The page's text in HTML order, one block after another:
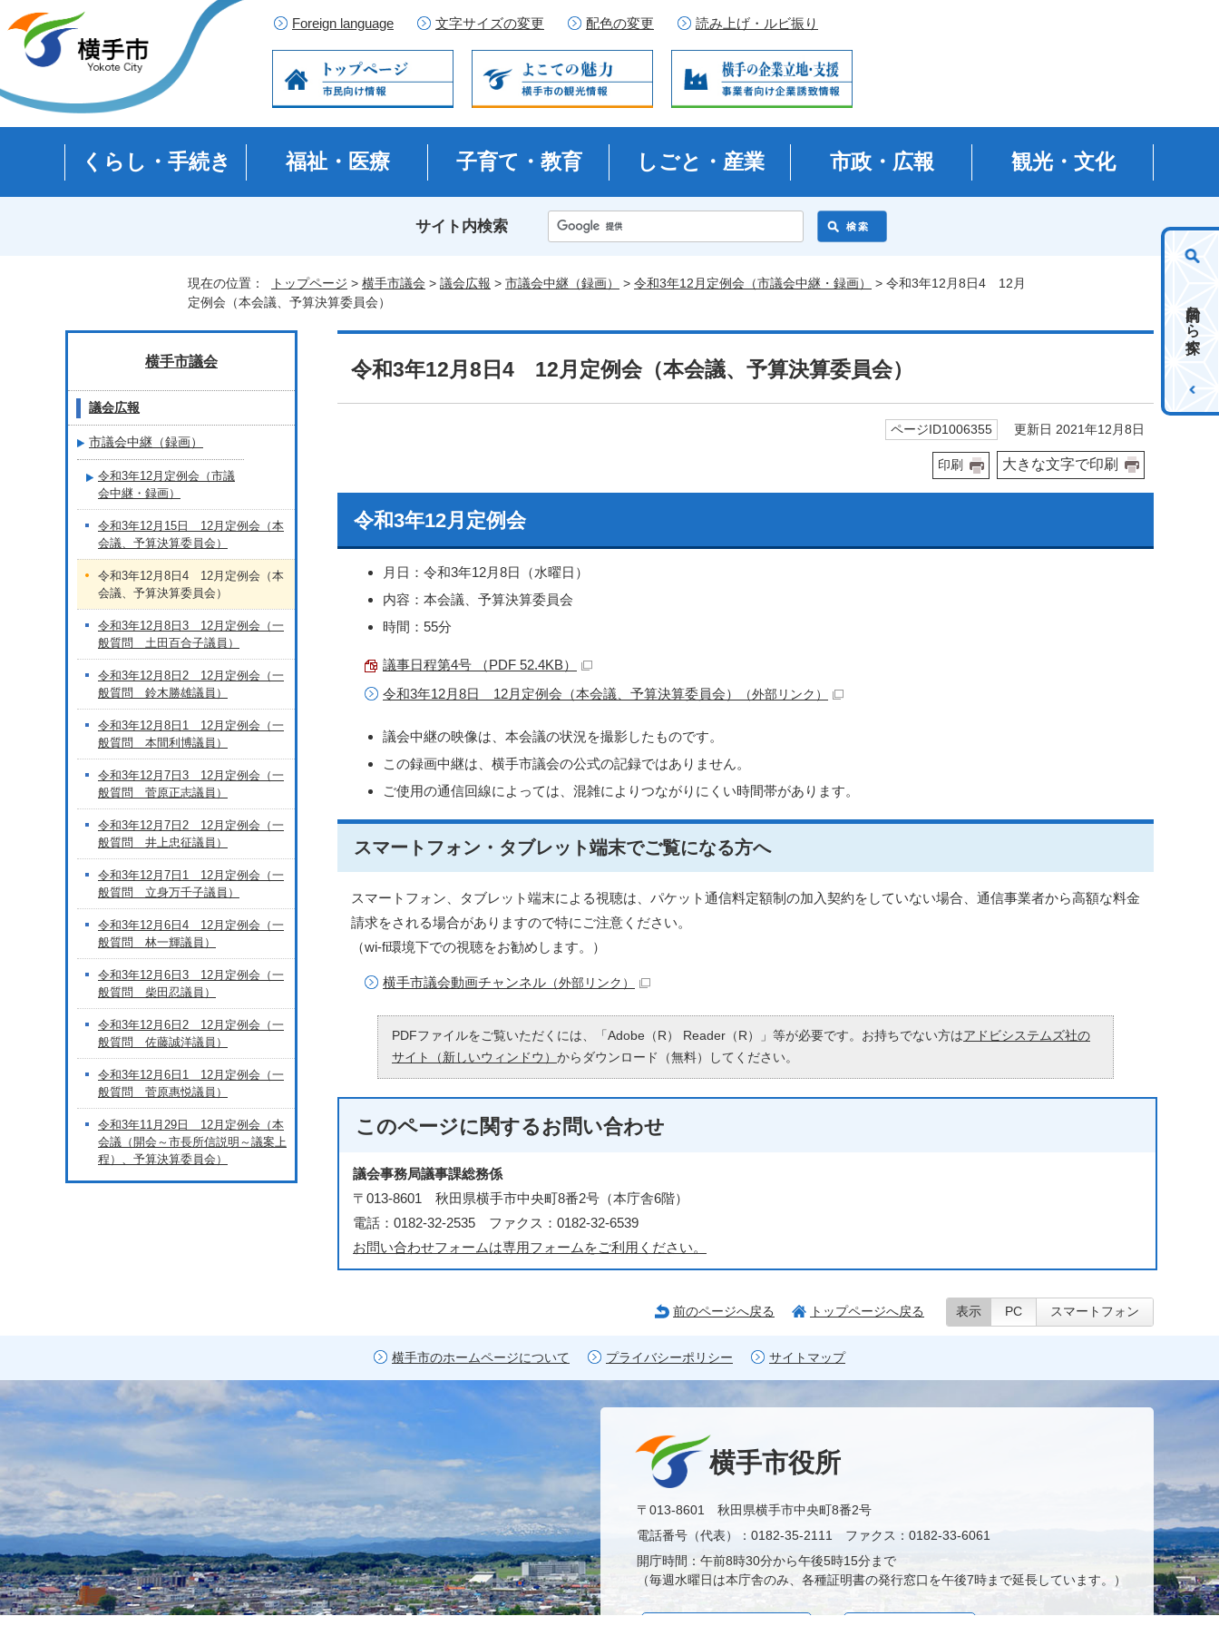
Foreign language 文字サイズの変更 配色の変更 読み上げ・ルビ振り
くらし・手続き 福祉・医療 子育て・教育 しごと・産業 市政・広報 観光・文化
サイト内検索
目的から探す
現在の位置： トップページ > 横手市議会 > 議会広報 > 市議会中継（録画） > 令和3年12月定例会（市議会中継・録画）
> 令和3年12月8日4 12月
定例会（本会議、予算決算委員会）
令和3年12月8日4 12月定例会（本会議、予算決算委員会）
ページID1006355 更新日 2021年12月8日
印刷 大きな文字で印刷
令和3年12月定例会
月日：令和3年12月8日（水曜日）
内容：本会議、予算決算委員会
時間：55分
議事日程第4号 （PDF 52.4KB）
令和3年12月8日 12月定例会（本会議、予算決算委員会）
（外部リンク）
議会中継の映像は、本会議の状況を撮影したものです。
この録画中継は、横手市議会の公式の記録ではありません。
ご使用の通信回線によっては、混雑によりつながりにくい時間帯があります。
スマートフォン・タブレット端末でご覧になる方へ
スマートフォン、タブレット端末による視聴は、パケット通信料定額制の加入契約をしていない場合、通信事業者から高額な料金
請求をされる場合がありますので特にご注意ください。
（wi-fi環境下での視聴をお勧めします。）
横手市議会動画チャンネル （外部リンク）
PDFファイルをご覧いただくには、「Adobe（R） Reader（R）」等が必要です。お持ちでない方はアドビシステムズ社の
サイト（新しいウィンドウ） からダウンロード（無料）してください。
このページに関するお問い合わせ
議会事務局議事課総務係
〒013-8601 秋田県横手市中央町8番2号（本庁舎6階）
電話：0182-32-2535 ファクス：0182-32-6539
お問い合わせフォームは専用フォームをご利用ください。
横手市議会
議会広報
市議会中継（録画）
令和3年12月定例会（市議
会中継・録画）
令和3年12月15日 12月定例会（本
会議、予算決算委員会）
令和3年12月8日4 12月定例会（本
会議、予算決算委員会）
令和3年12月8日3 12月定例会（一
般質問 土田百合子議員）
令和3年12月8日2 12月定例会（一
般質問 鈴木勝雄議員）
令和3年12月8日1 12月定例会（一
般質問 本間利博議員）
令和3年12月7日3 12月定例会（一
般質問 菅原正志議員）
令和3年12月7日2 12月定例会（一
般質問 井上忠征議員）
令和3年12月7日1 12月定例会（一
般質問 立身万千子議員）
令和3年12月6日4 12月定例会（一
般質問 林一輝議員）
令和3年12月6日3 12月定例会（一
般質問 柴田忍議員）
令和3年12月6日2 12月定例会（一
般質問 佐藤誠洋議員）
令和3年12月6日1 12月定例会（一
般質問 菅原惠悦議員）
令和3年11月29日 12月定例会（本
会議（開会～市長所信説明～議案上
程）、予算決算委員会）
前のページへ戻る トップページへ戻る 表示 PC スマートフォン
横手市のホームページについて プライバシーポリシー サイトマップ
横手市役所
〒013-8601 秋田県横手市中央町8番2号
電話番号（代表）：0182-35-2111 ファクス：0182-33-6061
開庁時間：午前8時30分から午後5時15分まで
（毎週水曜日は本庁舎のみ、各種証明書の発行窓口を午後7時まで延長しています。）